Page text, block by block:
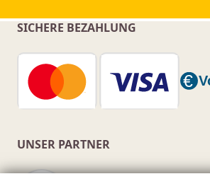
SICHERE BEZAHLUNG
UNSER PARTNER